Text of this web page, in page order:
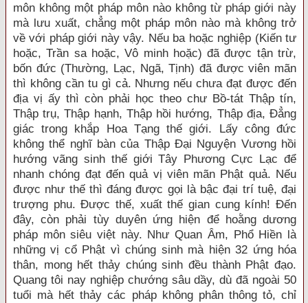
môn không một pháp môn nào không từ pháp giới này
mà lưu xuất, chẳng một pháp môn nào mà không trở
về với pháp giới này vậy. Nếu ba hoặc nghiệp (Kiến tư
hoặc, Trần sa hoặc, Vô minh hoặc) đã được tận trừ,
bốn đức (Thường, Lạc, Ngã, Tịnh) đã được viên mãn
thì không cần tu gì cả. Nhưng nếu chưa đạt được đến
địa vị ấy thì còn phải học theo chư Bồ-tát Thập tín,
Thập trụ, Thập hạnh, Thập hồi hướng, Thập địa, Đẳng
giác trong khắp Hoa Tạng thế giới. Lấy công đức
không thể nghĩ bàn của Thập Đại Nguyện Vương hồi
hướng vãng sinh thế giới Tây Phương Cực Lạc để
nhanh chóng đạt đến quả vị viên mãn Phật quả. Nếu
được như thế thì đáng được gọi là bậc đại trí tuệ, đại
trượng phu. Được thế, xuất thế gian cung kính! Đến
đây, còn phải tùy duyên ứng hiện để hoằng dương
pháp môn siêu việt này. Như Quan Âm, Phổ Hiền là
những vị cổ Phật vì chúng sinh mà hiện 32 ứng hóa
thân, mong hết thảy chúng sinh đều thành Phật đạo.
Quang tôi nay nghiệp chướng sâu dầy, dù đã ngoài 50
tuổi mà hết thảy các pháp không phân thông tỏ, chỉ